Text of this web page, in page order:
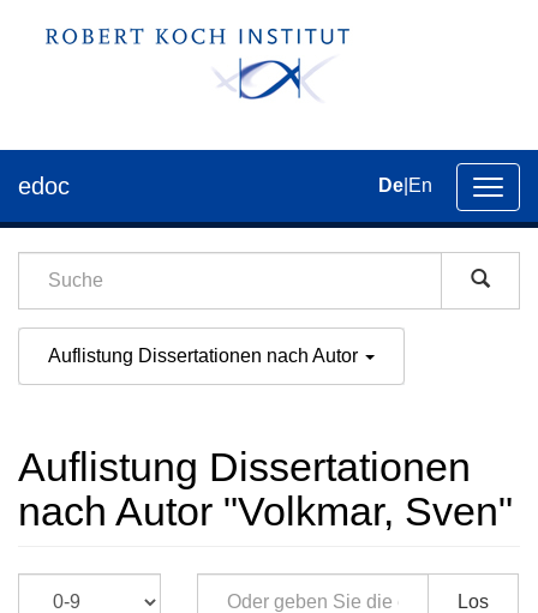
der
edoc De En
Auflistung Dissertationen nach Autor
Auflistung Dissertationen
nach Autor "Volkmar, Sven"
Los